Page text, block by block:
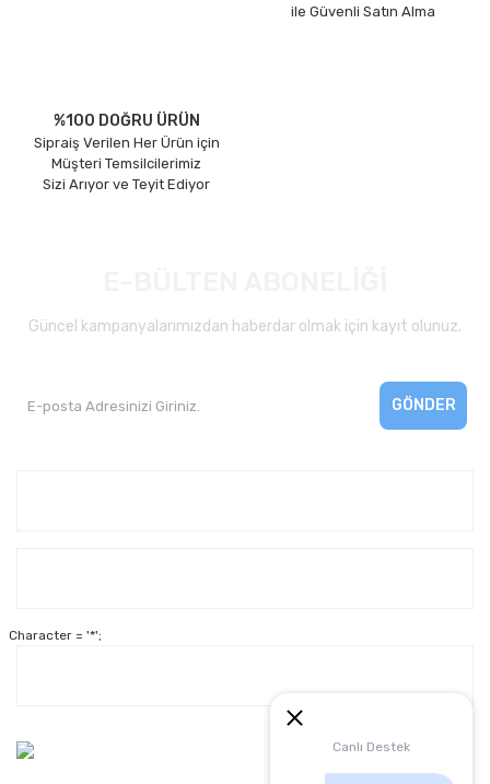
Canlı Destek
ile Güvenli Satın Alma
%100 DOĞRU ÜRÜN
Sipraiş Verilen Her Ürün için
Müşteri Temsilcilerimiz
Sizi Arıyor ve Teyit Ediyor
Güncel kampanyalarımızdan haberdar olmak için kayıt olunuz.
GÖNDER
Character = '*';